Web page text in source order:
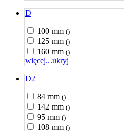
D
100 mm ()
125 mm ()
160 mm ()
więcej...ukryj
D2
84 mm ()
142 mm ()
95 mm ()
108 mm ()